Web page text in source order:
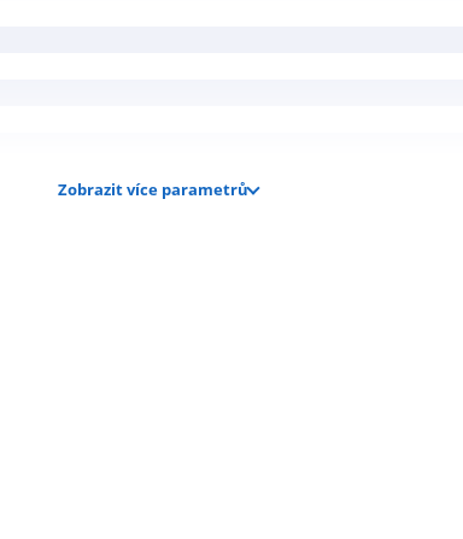
Zobrazit více parametrů